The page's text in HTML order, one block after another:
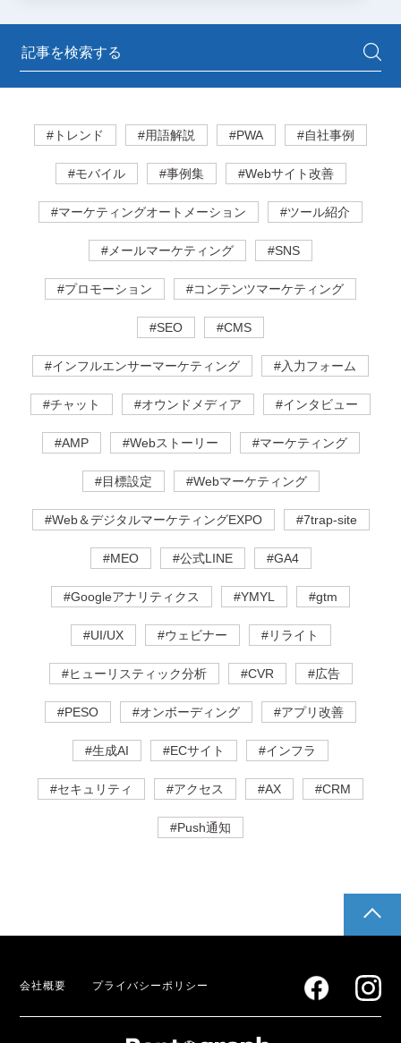
#トレンド #用語解説 #PWA #自社事例
#モバイル #事例集 #Webサイト改善
#マーケティングオートメーション #ツール紹介
#メールマーケティング #SNS
#プロモーション #コンテンツマーケティング
#SEO #CMS
#インフルエンサーマーケティング #入力フォーム
#チャット #オウンドメディア #インタビュー
#AMP #Webストーリー #マーケティング
#目標設定 #Webマーケティング
#Web＆デジタルマーケティングEXPO #7trap-site
#MEO #公式LINE #GA4
#Googleアナリティクス #YMYL #gtm
#UI/UX #ウェビナー #リライト
#ヒューリスティック分析 #CVR #広告
#PESO #オンボーディング #アプリ改善
#生成AI #ECサイト #インフラ
#セキュリティ #アクセス #AX #CRM
#Push通知
会社概要 プライバシーポリシー